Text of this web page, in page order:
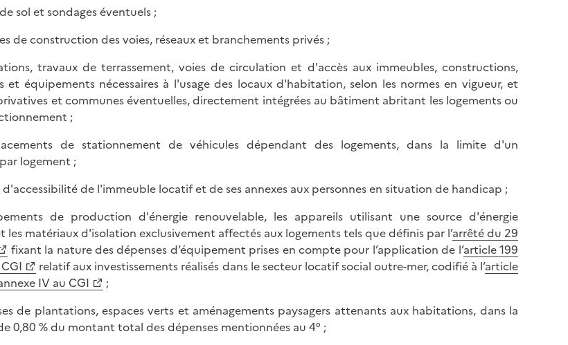
sol et sondages éventuels ;
de construction des voies, réseaux et branchements privés ;
travaux de terrassement, voies de circulation et d'accès aux immeubles, constructions,
et équipements nécessaires à l'usage des locaux d'habitation, selon les normes en vigueur, et
et communes éventuelles, directement intégrées au bâtiment abritant les logements ou
;
de stationnement de véhicules dépendant des logements, dans la limite d'un
logement ;
d'accessibilité de l'immeuble locatif et de ses annexes aux personnes en situation de handicap ;
de production d'énergie renouvelable, les appareils utilisant une source d'énergie
les matériaux d'isolation exclusivement affectés aux logements tels que définis par l’arrêté du 29
fixant la nature des dépenses d’équipement prises en compte pour l’application de l’article 199
relatif aux investissements réalisés dans le secteur locatif social outre-mer, codifié à l’article
IV au CGI
;
de plantations, espaces verts et aménagements paysagers attenants aux habitations, dans la
0,80 % du montant total des dépenses mentionnées au 4° ;